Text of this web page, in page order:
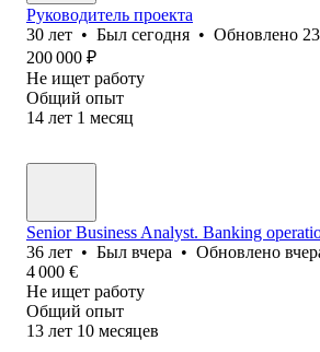
Руководитель проекта
30 лет • Был сегодня • Обновлено
200 000 ₽
Не ищет работу
Общий опыт
14 лет 1 месяц
Senior Business Analyst. Banking
36 лет • Был вчера • Обновлено
4 000 €
Не ищет работу
Общий опыт
13 лет 10 месяцев